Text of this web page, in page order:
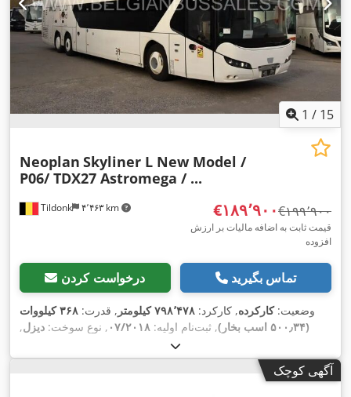
1 / 15
Tildonk ۴٬۴۶۳ km
Neoplan Skyliner L New Model /
P06/ TDX27 Astromega / ...
‎€۱۸۹٬۹۰۰ ‎€۱۹۹٬۹۰۰
قیمت ثابت به اضافه مالیات بر ارزش
افزوده
درخواست کردن تماس بگیرید
وضعیت:کارکرده, کارکرد: ۷۹۸٬۴۷۸ کیلومتر , قدرت:
۳۶۸ کیلووات
(۵۰۰٫۳۴ اسب بخار)
, ثبت‌نام اولیه: ۰۷/۲۰۱۸ , نوع سوخت: دیزل,
, نوع چرخ‌دنده:خودکار
دیگر, ترمزها:رتاردر, سال ساخت:۲۰۱۸, تجهیزات:آشپزخانه روی
آگهی کوچک